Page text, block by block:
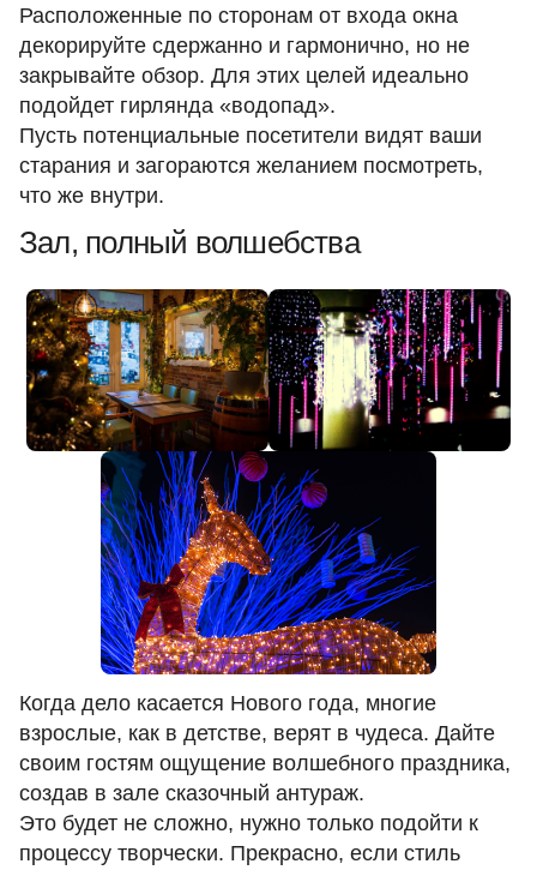
Расположенные по сторонам от входа окна
декорируйте сдержанно и гармонично, но не
закрывайте обзор. Для этих целей идеально
подойдет гирлянда «водопад».
Пусть потенциальные посетители видят ваши
старания и загораются желанием посмотреть,
что же внутри.
Зал, полный волшебства
Когда дело касается Нового года, многие
взрослые, как в детстве, верят в чудеса. Дайте
своим гостям ощущение волшебного праздника,
создав в зале сказочный антураж.
Это будет не сложно, нужно только подойти к
процессу творчески. Прекрасно, если стиль